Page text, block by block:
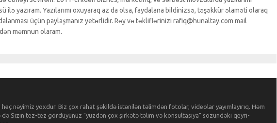
ilə yazıram. Yazılarımı oxuyaraq az da olsa, faydalana bildinizsə, təşəkkür əlaməti olaraq
üçün paylaşmanız yetərlidir. Rəy və təkliflərinizi rafiq@hunaltay.com mail
məmnun olaram.
nəyimiz yoxdur. Biz çox rahat şəkildə istənilən təlimdən fotolar, videolar yayımlayırıq. Həm
də Sizin tez-tez gördüyünüz "yüzdən çox şirkətə təlim və konsultasiya" sözündəki qeyri-